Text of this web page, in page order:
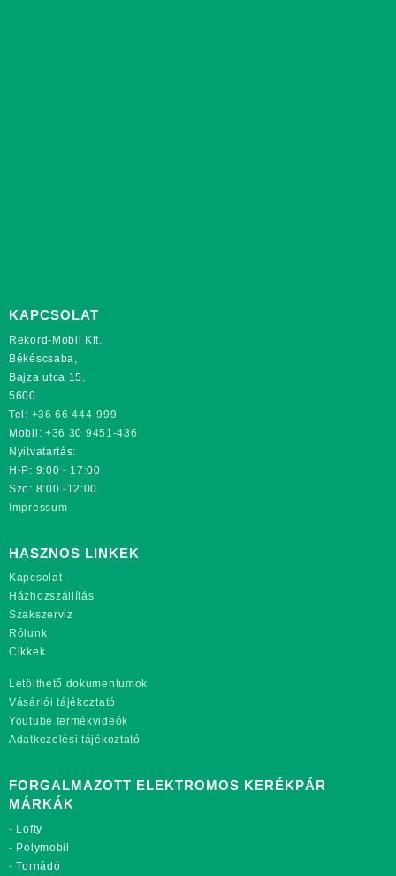
KAPCSOLAT
Rekord-Mobil Kft.
Békéscsaba,
Bajza utca 15.
5600
Tel: +36 66 444-999
Mobil: +36 30 9451-436
Nyitvatartás:
H-P: 9:00 - 17:00
Szo: 8:00 -12:00
Impressum
HASZNOS LINKEK
Kapcsolat
Házhozszállítás
Szakszerviz
Rólunk
Cikkek
Letölthető dokumentumok
Vásárlói tájékoztató
Youtube termékvideók
Adatkezelési tájékoztató
FORGALMAZOTT ELEKTROMOS KERÉKPÁR
MÁRKÁK
- Lofty
- Polymobil
-Tornádó